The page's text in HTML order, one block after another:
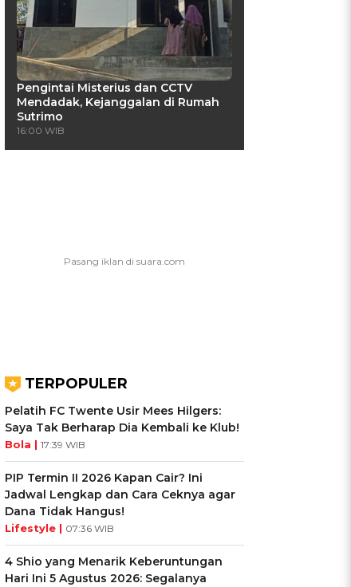
Pengintai Misterius dan CCTV
Mendadak, Kejanggalan di Rumah
Sutrimo
16:00 WIB
TERPOPULER
Pelatih FC Twente Usir Mees Hilgers:
Saya Tak Berharap Dia Kembali ke Klub!
Bola | 17:39 WIB
PIP Termin II 2026 Kapan Cair? Ini
Jadwal Lengkap dan Cara Ceknya agar
Dana Tidak Hangus!
Lifestyle | 07:36 WIB
4 Shio yang Menarik Keberuntungan
Hari Ini 5 Agustus 2026: Segalanya